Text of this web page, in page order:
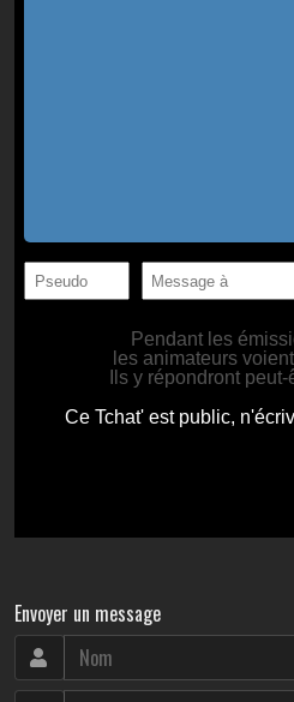
Envoyer un message